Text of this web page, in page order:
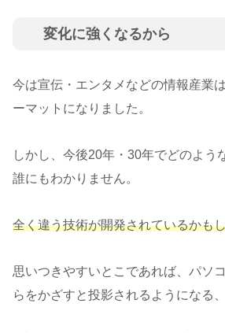
変化に強くなるから
今は宣伝・エンタメなどの情報産業
ーマットになりました。
しかし、今後20年・30年でどのよう
誰にもわかりません。
全く違う技術が開発されているかも
思いつきやすいとこであれば、パソ
らをかざすと投影されるようになる、